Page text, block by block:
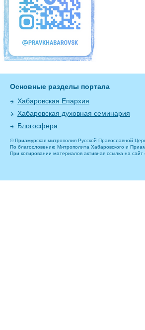
Основные разделы портала
Хабаровская Епархия
Хабаровская духовная семинария
Блогосфера
© Приамурская митрополия Русской Православной
По благословению Митрополита Хабаровского и
При копировании материалов активная ссылка на сайт